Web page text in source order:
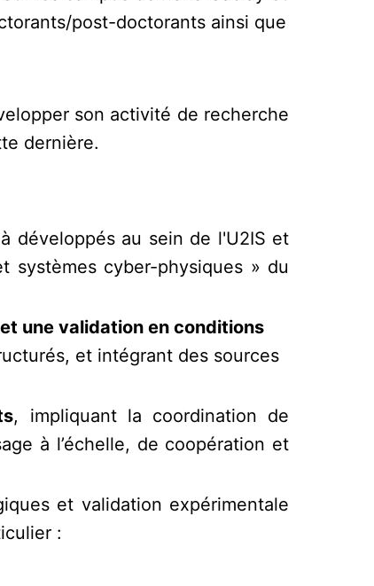
post-doctorants ainsi que
son activité de recherche
dernière.
développés au sein de l'U2IS et
systèmes cyber-physiques » du
une validation en conditions
et intégrant des sources
, impliquant la coordination de
à l’échelle, de coopération et
et validation expérimentale
: